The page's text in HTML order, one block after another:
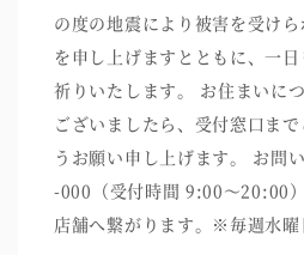
の度の地震により被害を受け
を申し上げますとともに、一
祈りいたします。 お住まいに
ございましたら、受付窓口ま
うお願い申し上げます。 お問
-000（受付時間 9:00～20:00
店舗へ繋がります。※毎週水曜